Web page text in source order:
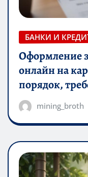
БАНКИ И
Оформление
онлайн на
порядок,
mining_broth